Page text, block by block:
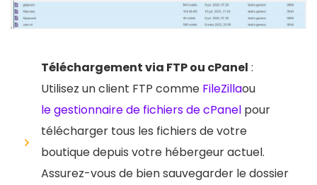
Téléchargement via FTP ou cPanel :
Utilisez un client FTP comme FileZillaou
le gestionnaire de fichiers de cPanel pour
télécharger tous les fichiers de votre
boutique depuis votre hébergeur actuel.
Assurez-vous de bien sauvegarder le dossier